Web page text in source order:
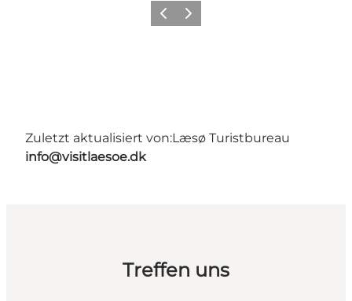
ZurückWeiter
Zuletzt aktualisiert von:Læsø Turistbureau
info@visitlaesoe.dk
Treffen uns